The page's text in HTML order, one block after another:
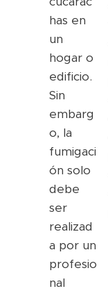
has en
un
hogar o
edificio.
Sin
embarg
o, la
fumigaci
ón solo
debe
ser
realizad
a por un
profesio
nal